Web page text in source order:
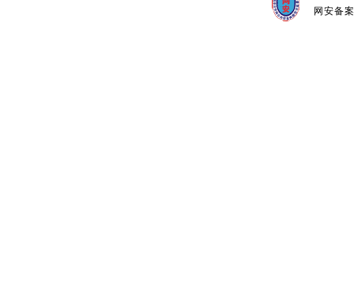
网安备